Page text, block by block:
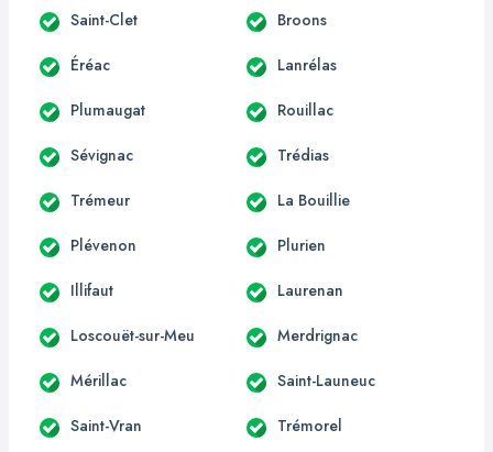
Saint-Clet Broons
Éréac Lanrélas
Plumaugat Rouillac
Sévignac Trédias
Trémeur La Bouillie
Plévenon Plurien
Illifaut Laurenan
Loscouët-sur-Meu Merdrignac
Mérillac Saint-Launeuc
Saint-Vran Trémorel